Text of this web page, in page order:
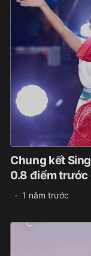
Chung kết
0.8 điểm trước
1 năm trước